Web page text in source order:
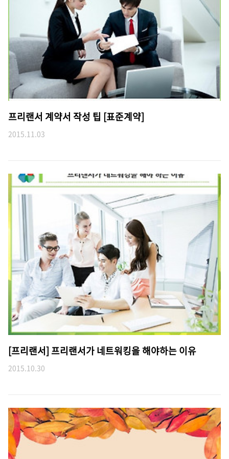
프리랜서 계약서 작성 팁 [표준계약]
2015.11.03
[프리랜서] 프리랜서가 네트워킹을 해야하는 이유
2015.10.30